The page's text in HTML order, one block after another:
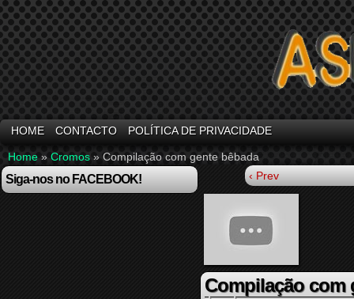
HOME CONTACTO POLÍTICA DE PRIVACIDADE
Home » Cromos » Compilação com gente bêbada
Siga-nos no FACEBOOK! ‹ Prev
Compilação com